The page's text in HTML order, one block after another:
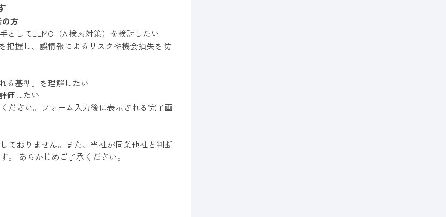
方
としてLLMO（AI検索対策）を検討したい
把握し、誤情報によるリスクや機会損失を防
る基準」を理解したい
価したい
ださい。フォーム入力後に表示される完了画
ておりません。また、当社が同業他社と判断
。 あらかじめご了承ください。